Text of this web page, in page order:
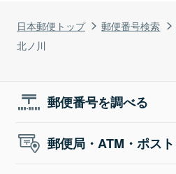
日本郵便トップ 郵便番号検索
北ノ川
郵便番号を調べる
郵便局・ATM・ポス